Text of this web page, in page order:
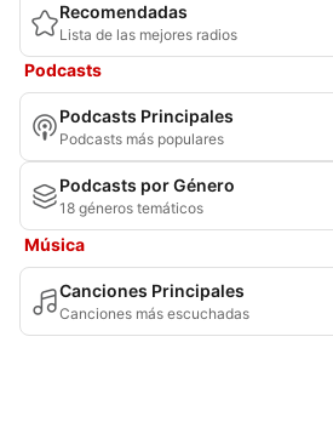
Recomendadas
Lista de las mejores radios
Podcasts
Podcasts Principales
Podcasts más populares
Podcasts por Género
18 géneros temáticos
Música
Canciones Principales
Canciones más escuchadas